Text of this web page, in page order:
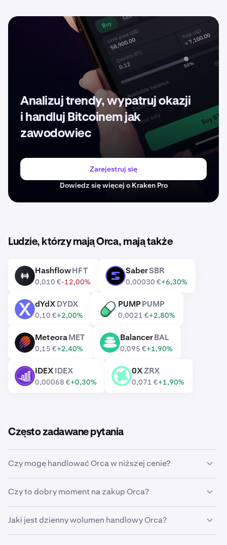
Analizuj trendy, wypatruj okazji
i handluj Bitcoinem jak
zawodowiec
Zarejestruj się
Dowiedz się więcej o Kraken Pro
Ludzie, którzy mają Orca, mają także
HFT HashflowHFT
0,010 €-12,00%
SBR SaberSBR
0,00030 €+6,30%
DYDX dYdXDYDX
0,10 €+2,00%
PUMP PUMPPUMP
0,0021 €+2,80%
MET MeteoraMET
0,15 €+2,40%
BAL BalancerBAL
0,095 €+1,90%
IDEX IDEXIDEX
0,00068 €+0,30%
ZRX 0XZRX
0,071 €+1,90%
Często zadawane pytania
Czy mogę handlować Orca w niższej cenie?
niestandardowe, aby automatycznie kupić Orca, jak
tylko jego cena spadnie do określonego poziomu.
Czy to dobry moment na zakup Orca?
niezwykle trudne, dlatego wielu inwestorów decyduje
się nauśrednianie kosztów zakupuOrca, stosując
Jaki jest dzienny wolumen handlowy Orca?